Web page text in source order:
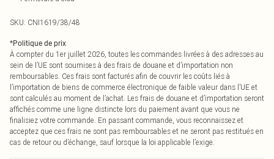
SKU: CNI1619/38/48
*Politique de prix
À compter du 1er juillet 2026, toutes les commandes livrées à des adresses au
sein de l’UE sont soumises à des frais de douane et d’importation non
remboursables. Ces frais sont facturés afin de couvrir les coûts liés à
l’importation de biens de commerce électronique de faible valeur dans l’UE et
sont calculés au moment de l’achat. Les frais de douane et d’importation seront
affichés comme une ligne distincte lors du paiement avant que vous ne
finalisiez votre commande. En passant commande, vous reconnaissez et
acceptez que ces frais ne sont pas remboursables et ne seront pas restitués en
cas de retour ou d’échange, sauf lorsque la loi applicable l’exige.